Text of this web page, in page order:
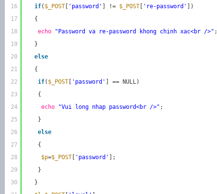
16
17
18
19
20
21
22
23
24
25
26
27
28
29
30
if( $_POST 'password' ] != $_POST 're-password'
])
{
echo
"Password va re-password khong chinh xac<br />" ;
}
else
{
if( $_POST 'password'
] == NULL)
{
echo
"Vui long nhap password<br />" ;
}
else
{
$p=$_POST 'password'
];
}
}